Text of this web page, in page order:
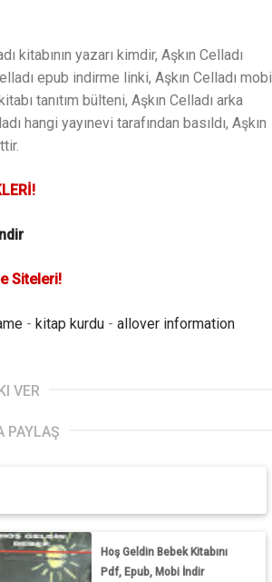
kitabının yazarı kimdir, Aşkın Celladı
epub indirme linki, Aşkın Celladı mobi
tanıtım bülteni, Aşkın Celladı arka
hangi yayınevi tarafından basıldı, Aşkın
Siteleri!
- kitap kurdu - allover information
VER
PAYLAŞ
Hoş Geldin Bebek Kitabını
Pdf, Epub, Mobi İndir